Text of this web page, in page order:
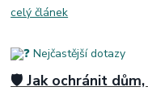
celý článek
🛡️ Jak ochránit